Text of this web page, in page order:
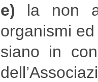
e) la non
organismi
siano in